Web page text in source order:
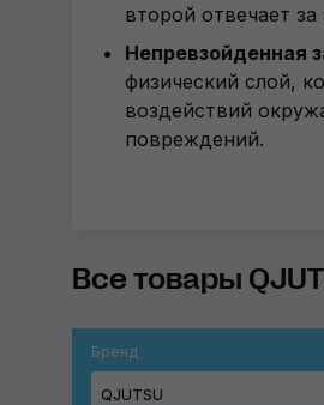
второй отвечает
Непревзойденная
физический слой,
воздействий
повреждений.
Все товары
Бренд
QJUTSU